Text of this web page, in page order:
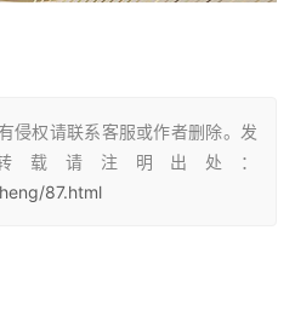
侵权请联系客服或作者删除。发
载请注明出处：
87.html